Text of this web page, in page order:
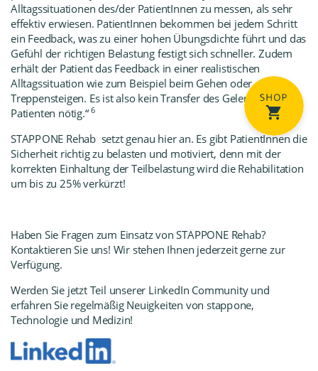
Alltagssituationen des/der PatientInnen zu messen, als sehr
effektiv erwiesen. PatientInnen bekommen bei jedem Schritt
ein Feedback, was zu einer hohen Übungsdichte führt und das
Gefühl der richtigen Belastung festigt sich schneller. Zudem
erhält der Patient das Feedback in einer realistischen
Alltagssituation wie zum Beispiel beim Gehen oder
Treppensteigen. Es ist also kein Transfer des Gelernten vom
Patienten nötig.“6
STAPPONE Rehab setzt genau hier an. Es gibt PatientInnen die
Sicherheit richtig zu belasten und motiviert, denn mit der
korrekten Einhaltung der Teilbelastung wird die Rehabilitation
um bis zu 25% verkürzt!
Haben Sie Fragen zum Einsatz vonSTAPPONE Rehab?
Kontaktieren Sie uns! Wir stehen Ihnen jederzeit gerne zur
Verfügung.
Werden Sie jetzt Teil unserer LinkedIn Communityund
erfahren Sie regelmäßig Neuigkeiten von stappone,
Technologie und Medizin!